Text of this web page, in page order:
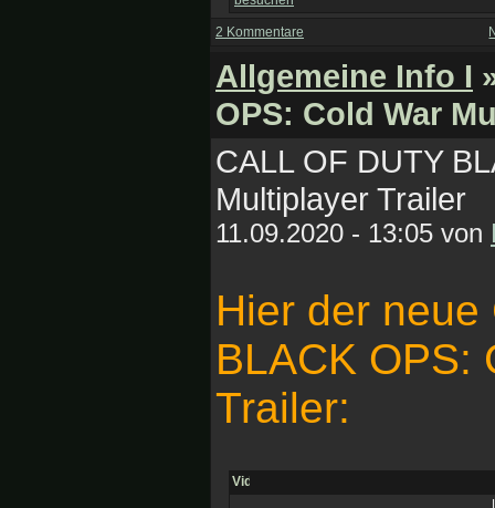
2 Kommentare
Allgemeine Info I
OPS: Cold War
CALL OF DUTY
Multiplayer Trailer
11.09.2020 - 13:05 von
Hier der neue
BLACK OPS:
Trailer: